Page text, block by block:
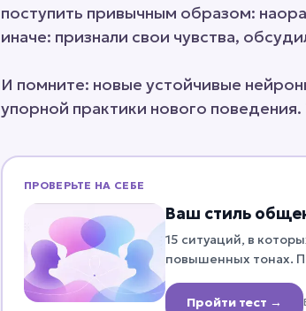
поступить привычным образом:
иначе: признали свои чувства,
И помните: новые устойчивые
упорной практики нового
ПРОВЕРЬТЕ НА СЕБЕ
Ваш стиль
15 ситуаций, в
повышенных тонах.
Пройти тест →